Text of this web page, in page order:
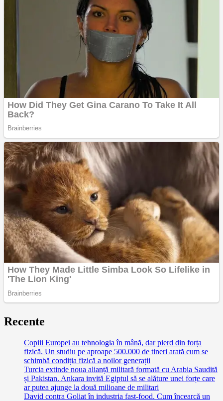
Recente
Copiii Europei au tehnologia în mână, dar pierd din forța
fizică. Un studiu pe aproape 500.000 de tineri arată cum se
schimbă condiția fizică a noilor generații
Turcia extinde noua alianță militară formată cu Arabia Saudită
și Pakistan. Ankara invită Egiptul să se alăture unei forțe care
ar putea ajunge la două milioane de militari
David contra Goliat în industria fast-food. Cum încearcă un